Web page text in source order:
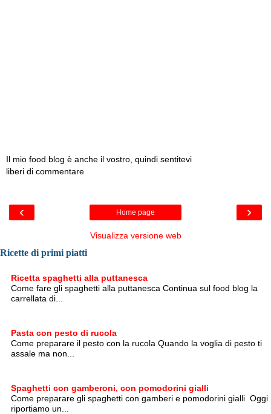
Il mio food blog è anche il vostro, quindi sentitevi
liberi di commentare
‹ ›
Home page
Visualizza versione web
Ricette di primi piatti
Ricetta spaghetti alla puttanesca
Come fare gli spaghetti alla puttanesca Continua sul food blog la
carrellata di...
Pasta con pesto di rucola
Come preparare il pesto con la rucola Quando la voglia di pesto ti
assale ma non...
Spaghetti con gamberoni, con pomodorini gialli
Come preparare gli spaghetti con gamberi e pomodorini gialli Oggi
riportiamo un...